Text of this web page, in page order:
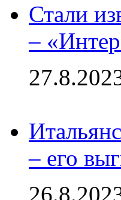
Стали
–
– его